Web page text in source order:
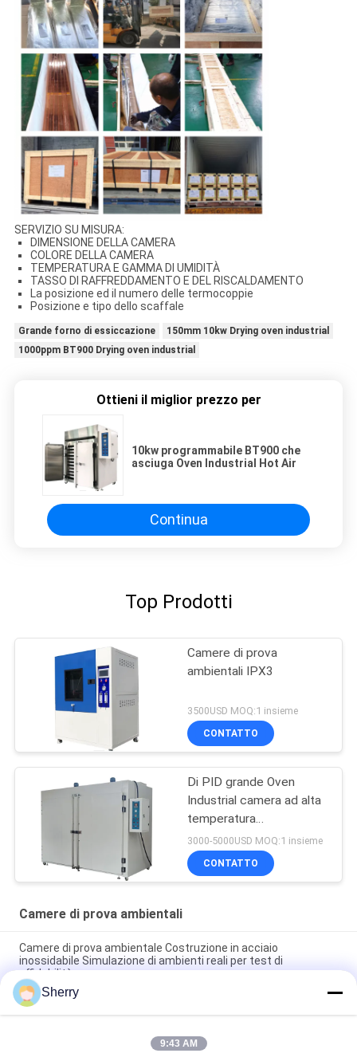
SERVIZIO SU MISURA:
DIMENSIONE DELLA CAMERA
COLORE DELLA CAMERA
TEMPERATURA E GAMMA DI UMIDITÀ
TASSO DI RAFFREDDAMENTO E DEL RISCALDAMENTO
La posizione ed il numero delle termocoppie
Posizione e tipo dello scaffale
Grande forno di essiccazione
150mm 10kw Drying oven industrial
1000ppm BT900 Drying oven industrial
Ottieni il miglior prezzo per
10kw programmabile BT900 che
asciuga Oven Industrial Hot Air
Continua
Top Prodotti
Camere di prova
ambientali IPX3
3500USD MOQ:1 insieme
CONTATTO
Di PID grande Oven
Industrial camera ad alta
temperatura
asciugantesi del forno di
sec SUS304
3000-5000USD MOQ:1 insieme
CONTATTO
Camere di prova ambientali
Camere di prova ambientale Costruzione in acciaio
inossidabile Simulazione di ambienti reali per test di
affidabilità
Camere di prova controllate dal clima Uniformità della
temperatura ±1°C Disponibile
Camere di prova ambientali Ampia gamma di temperature
Sherry
9:43 AM